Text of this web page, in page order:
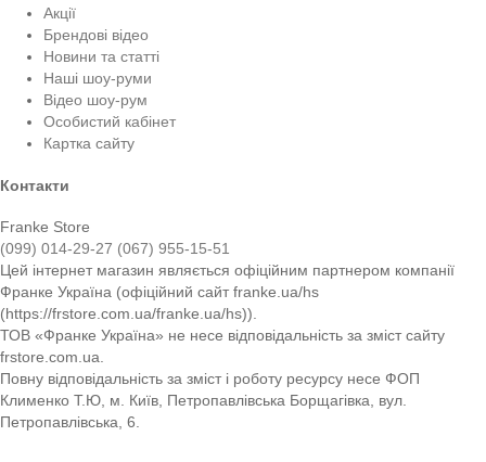
Акції
Брендові відео
Новини та статті
Наші шоу-руми
Відео шоу-рум
Особистий кабінет
Картка сайту
Контакти
Franke Store
(099) 014-29-27 (067) 955-15-51
Цей інтернет магазин являється офіційним партнером компанії
Франке Україна (офіційний сайт franke.ua/hs
(https://frstore.com.ua/franke.ua/hs)).
ТОВ «Франке Україна» не несе відповідальність за зміст сайту
frstore.com.ua.
Повну відповідальність за зміст і роботу ресурсу несе ФОП
Клименко Т.Ю, м. Київ, Петропавлівська Борщагівка, вул.
Петропавлівська, 6.